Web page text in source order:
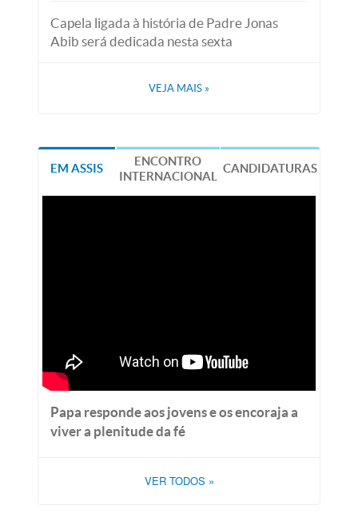
Capela ligada à história de Padre Jonas
Abib será dedicada nesta sexta
VEJA MAIS »
EM ASSIS
ENCONTRO
INTERNACIONAL
CANDIDATURAS
Papa responde aos jovens e os encoraja a
viver a plenitude da fé
VER TODOS »